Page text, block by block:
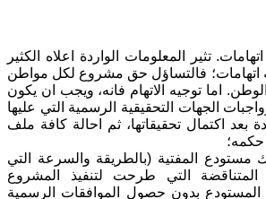
تثير المعلومات الواردة اعلاه الكثير
اتهامات؛ فالتساؤل حق مشروع لكل مواطن
اما توجيه الاتهام فانه، ويجب ان يكون
الجهات التحقيقية الرسمية التي عليها
بعد اكتمال تحقيقاتها، ثم احالة كافة ملف
حكمه؛
مستودع المفتية (بالطريقة والسرعة التي
المتناقضة التي طرحت لتنفيذ المشروع
المستودع بدون حصول الموافقات الرسمية